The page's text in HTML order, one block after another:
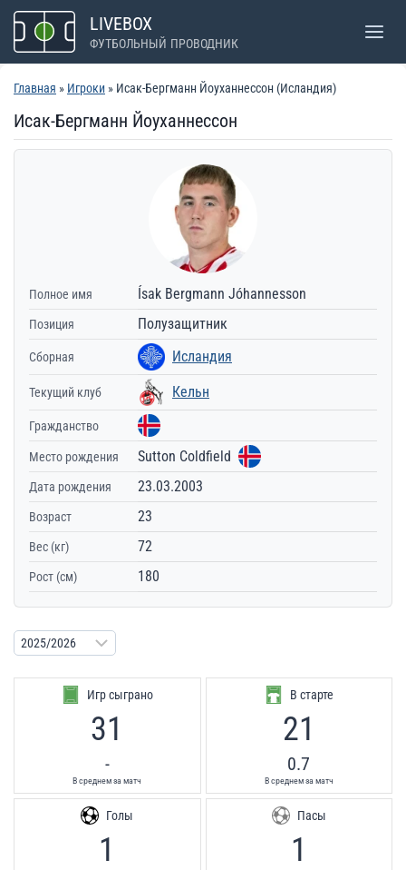
Перейти
содержимому
LIVEBOX
ФУТБОЛЬНЫЙ ПРОВОДНИК
Главная » Игроки » Исак-Бергманн Йоуханнессон (Исландия)
Исак-Бергманн Йоуханнессон
Полное имя Ísak Bergmann Jóhannesson
Позиция Полузащитник
Сборная Исландия
Текущий клуб Кельн
Гражданство
Место рождения Sutton Coldfield
Дата рождения 23.03.2003
Возраст 23
Вес (кг) 72
Рост (см) 180
Игр сыграно
31
-
В среднем за матч
В старте
21
0.7
В среднем за матч
Голы
1
Пасы
1